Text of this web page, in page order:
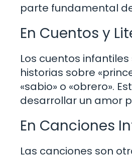
parte fundamental
En Cuentos y
Los cuentos
historias sobre
«sabio» o «obrero».
desarrollar un amor
En Canciones
Las canciones son